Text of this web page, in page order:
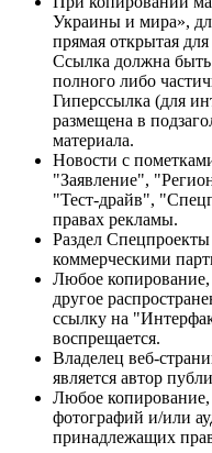
Украины и мира»,
прямая открытая
Ссылка должна быть
полного либо
Гиперссылка (для
размещена в
материала.
Новости с
"Заявление",
"Тест-драйв",
правах рекламы.
Раздел Спецпроекты
коммерческими
Любое
другое
ссылку на
воспрещается.
Владелец веб-
является автор
Любое копирование,
фотографий и/или
принадлежащих